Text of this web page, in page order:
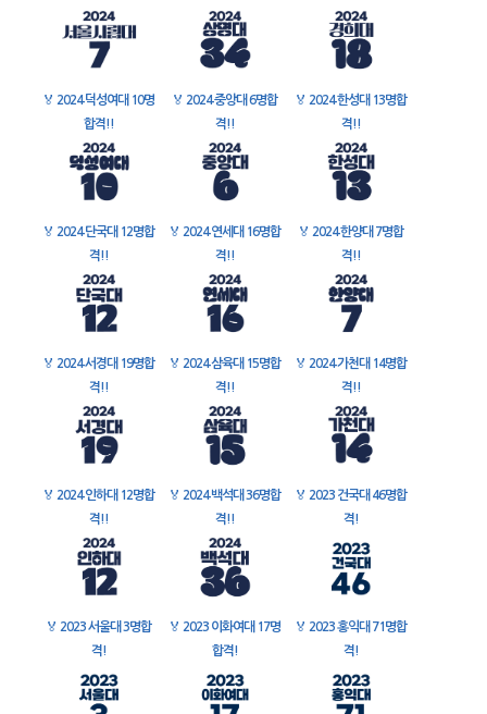
🏅 2024 덕성여대 10명
합격!!
🏅 2024 중앙대 6명합
격!!
🏅 2024 한성대 13명합
격!!
🏅 2024 단국대 12명합
격!!
🏅 2024 연세대 16명합
격!!
🏅 2024 한양대 7명합
격!!
🏅 2024 서경대 19명합
격!!
🏅 2024 삼육대 15명합
격!!
🏅 2024 가천대 14명합
격!!
🏅 2024 인하대 12명합
격!!
🏅 2024 백석대 36명합
격!!
🏅 2023 건국대 46명합
격!
🏅 2023 서울대 3명합
격!
🏅 2023 이화여대 17명
합격!
🏅 2023 홍익대 71명합
격!